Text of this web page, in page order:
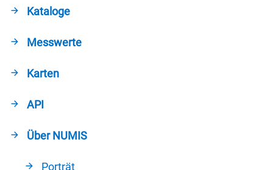
Kataloge
Messwerte
Karten
API
Über NUMIS
Porträt